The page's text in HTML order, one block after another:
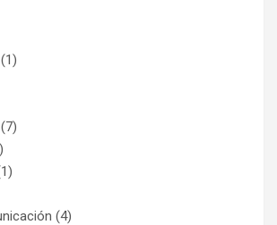
(1)
(7)
(4)